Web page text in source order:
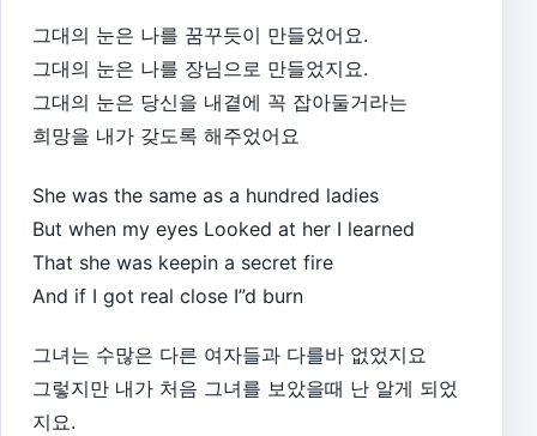
그대의 눈은 나를 꿈꾸듯이 만들었어요.
그대의 눈은 나를 장님으로 만들었지요.
그대의 눈은 당신을 내곁에 꼭 잡아둘거라는
희망을 내가 갖도록 해주었어요
She was the same as a hundred ladies
But when my eyes Looked at her I learned
That she was keepin a secret fire
And if I got real close I”d burn
그녀는 수많은 다른 여자들과 다를바 없었지요
그렇지만 내가 처음 그녀를 보았을때 난 알게 되었
지요.